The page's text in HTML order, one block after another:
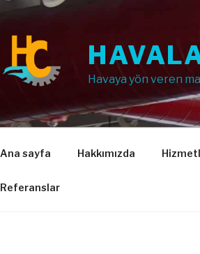
Havaya yön veren
Ana sayfa Hakkımızda
Referanslar